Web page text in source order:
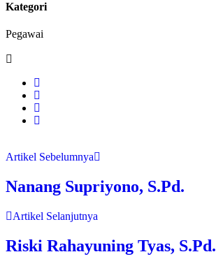
Kategori
Pegawai
Artikel Sebelumnya
Nanang Supriyono, S.Pd.
Artikel Selanjutnya
Riski Rahayuning Tyas, S.Pd.